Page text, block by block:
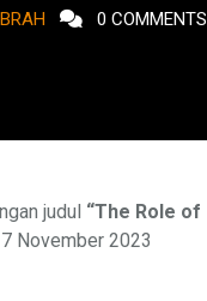
0 COMMENTS
judul “The Role of
November 2023